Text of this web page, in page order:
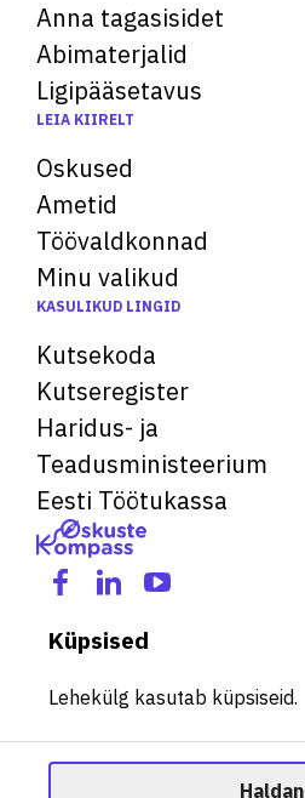
Anna tagasisidet
Abimaterjalid
Ligipääsetavus
LEIA KIIRELT
Oskused
Ametid
Töövaldkonnad
Minu valikud
KASULIKUD LINGID
Kutsekoda
Kutseregister
Haridus- ja
Teadusministeerium
Eesti Töötukassa
Küpsised
Lehekülg kasutab küpsiseid.
Haldan